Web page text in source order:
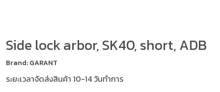
Side lock arbor, SK40, short, ADB
Brand: GARANT
ระยะเวลาจัดส่งสินค้า 10-14 วันทำการ